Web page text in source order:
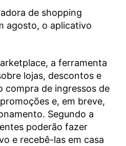
de shopping
agosto, o aplicativo
a ferramenta
lojas, descontos e
compra de ingressos de
e, em breve,
Segundo a
poderão fazer
e recebê-las em casa